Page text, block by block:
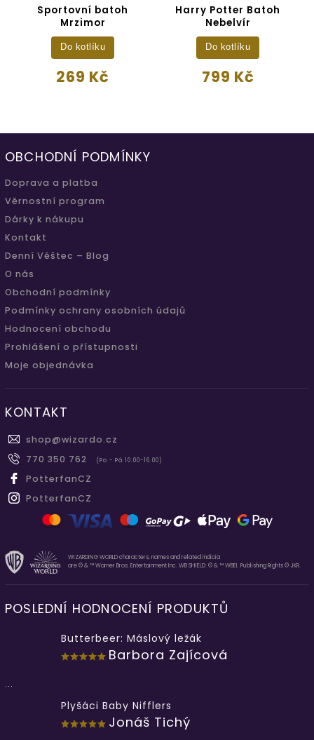
Sportovní batoh
Mrzimor
269 Kč
Do kotlíku
Harry Potter Batoh
Nebelvír
799 Kč
Do kotlíku
OBCHODNÍ PODMÍNKY
Doprava a platba
Věrnostní program
Dárky k nákupu
Kontakt
Denní Věštec – Blog
O nás
Obchodní podmínky
Podmínky ochrany osobních údajů
Hodnocení obchodu
Prohlášení o přístupnosti
Moje objednávka
KONTAKT
shop@wizardo.cz
770 350 762
(Po - Pá 10.00-16.00)
PotterfanCZ
PotterfanCZ
WIZARDING WORLD characters, names and related indicia
are © & ™ Warner Bros. Entertainment Inc. WB SHIELD: © & ™ WBEI. Publishing Rights © JKR.
POSLEDNÍ HODNOCENÍ PRODUKTŮ
Butterbeer: Máslový ležák
Barbora Zajícová
...
Plyšáci Baby Nifflers
Jonáš Tichý